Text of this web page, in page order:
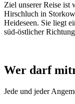
Ziel unserer Reise ist
Hirschluch in
Heideseen. Sie liegt
süd-östlicher
Wer darf
Jede und jeder